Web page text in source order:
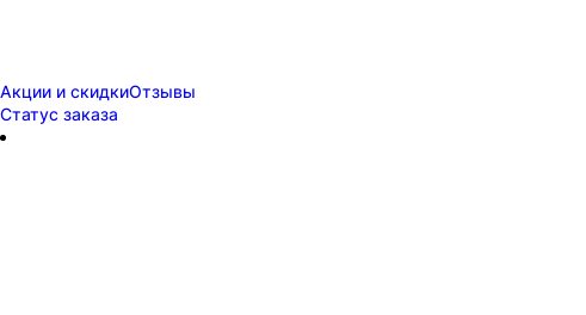
Акции и скидкиОтзывы
Статус заказа